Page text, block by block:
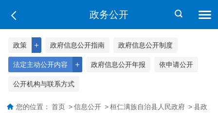
政务公开
＋
政策 政府信息公开指南 政府信息公开制度
＋
法定主动公开内容 政府信息公开年报 依申请公开
公开机构与联系方式
您的位置： 首页 > 信息公开 > 桓仁满族自治县人民政府 > 县政